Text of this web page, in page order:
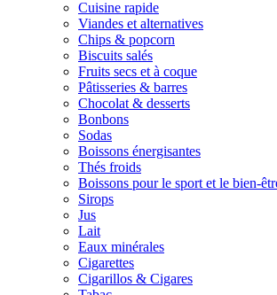
Cuisine rapide
Viandes et alternatives
Chips & popcorn
Biscuits salés
Fruits secs et à coque
Pâtisseries & barres
Chocolat & desserts
Bonbons
Sodas
Boissons énergisantes
Thés froids
Boissons pour le sport et le bien-
Sirops
Jus
Lait
Eaux minérales
Cigarettes
Cigarillos & Cigares